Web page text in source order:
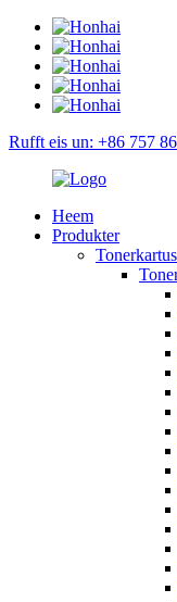
Rufft eis un: +86 757
Heem
Produkter